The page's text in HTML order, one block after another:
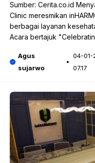
Sumber: Cerita.co.id
Clinic meresmikan
berbagai layanan
Acara bertajuk
Agus
sujarwo
04-01-
07.17